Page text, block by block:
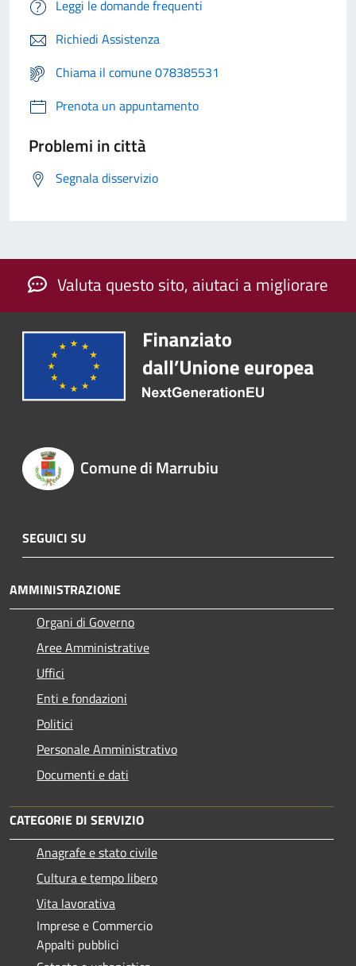
Leggi le domande frequenti
Richiedi Assistenza
Chiama il comune 078385531
Prenota un appuntamento
Problemi in città
Segnala disservizio
Valuta questo sito, aiutaci a migliorare
Comune di Marrubiu
SEGUICI SU
AMMINISTRAZIONE
Organi di Governo
Aree Amministrative
Uffici
Enti e fondazioni
Politici
Personale Amministrativo
Documenti e dati
CATEGORIE DI SERVIZIO
Anagrafe e stato civile
Cultura e tempo libero
Vita lavorativa
Imprese e Commercio
Appalti pubblici